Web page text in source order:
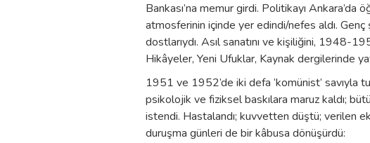
Bankası’na memur girdi. Politikayı
atmosferinin içinde yer edindi/nefes aldı.
dostlarıydı. Asıl sanatını ve kişiliğini, 1948-
Hikâyeler, Yeni Ufuklar, Kaynak dergilerinde
1951 ve 1952’de iki defa ‘komünist’ savıyla
psikolojik ve fiziksel baskılara maruz kaldı;
istendi. Hastalandı; kuvvetten düştü; verilen
duruşma günleri de bir kâbusa dönüşürdü: